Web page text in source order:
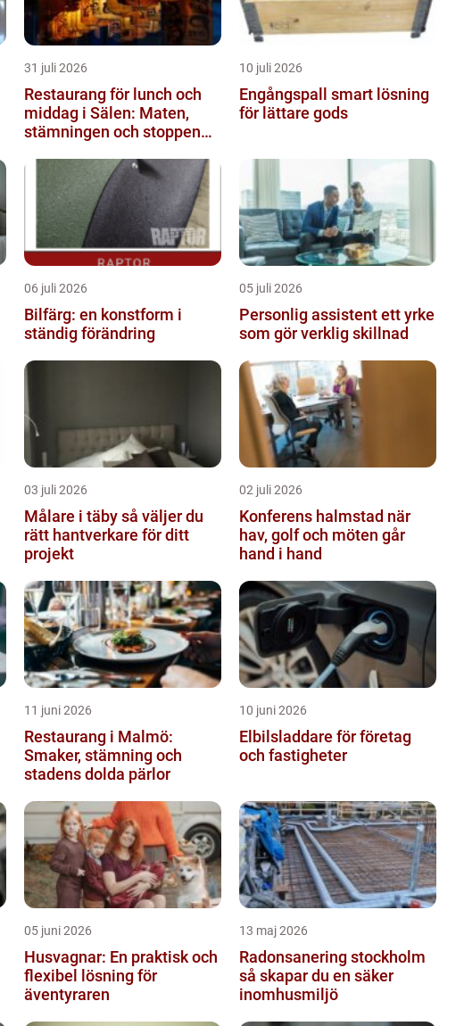
31 juli 2026
Restaurang för lunch och
middag i Sälen: Maten,
stämningen och stoppen
10 juli 2026
Engångspall smart lösning
för lättare gods
06 juli 2026
Bilfärg: en konstform i
ständig förändring
05 juli 2026
Personlig assistent ett yrke
som gör verklig skillnad
03 juli 2026
Målare i täby så väljer du
rätt hantverkare för ditt
projekt
02 juli 2026
Konferens halmstad när
hav, golf och möten går
hand i hand
11 juni 2026
Restaurang i Malmö:
Smaker, stämning och
stadens dolda pärlor
10 juni 2026
Elbilsladdare för företag
och fastigheter
05 juni 2026
Husvagnar: En praktisk och
flexibel lösning för
äventyraren
13 maj 2026
Radonsanering stockholm
så skapar du en säker
inomhusmiljö